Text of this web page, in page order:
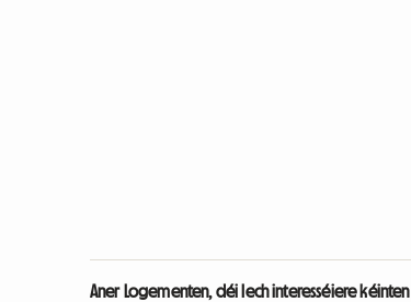
Aner Logementen, déi Iech interesséiere kéinten